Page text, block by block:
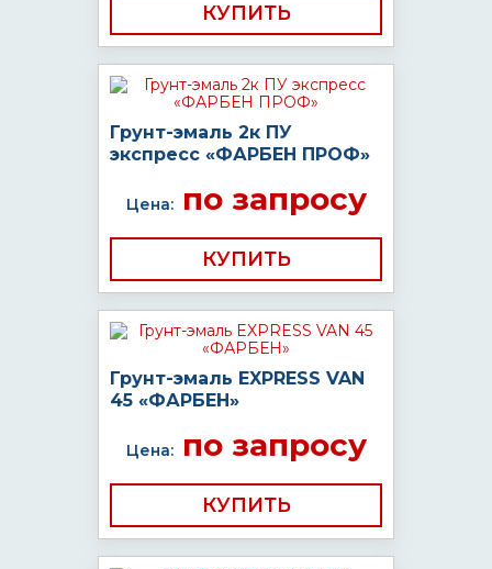
КУПИТЬ
Грунт-эмаль 2к ПУ
экспресс «ФАРБЕН ПРОФ»
Цена:по запросу
КУПИТЬ
Грунт-эмаль EXPRESS VAN
45 «ФАРБЕН»
Цена:по запросу
КУПИТЬ